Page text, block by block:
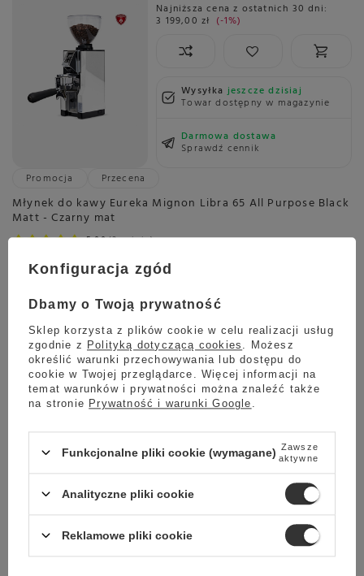
Najniższa cena z ostatnich 30 dni:
3 199,00 zł -1%
Wysyłkajeszcze dzisiaj
Towar dostępny w magazynie
Darmowa dostawa
Sprawdź cennik
Promocja
Przecena
Młynek do kawy Eureka Mignon Libra 65 All Purpose Black
Matt - Czarny mat
5.00 2 opinie
3 999,00 zł
Najniższa cena z ostatnich 30 dni:
Wysyłkajeszcze dzisiaj
Towar dostępny w magazynie
Sprawdź cennik
Ceramiczny Drip Hario V60 Switch & Match 02 Canyon -
5.00 1 opinie
Konfiguracja zgód
Dbamy o Twoją prywatność
Sklep korzysta z plików cookie w celu realizacji usług
zgodnie z Polityką dotyczącą cookies
. Możesz
określić warunki przechowywania lub dostępu do
cookie w Twojej przeglądarce. Więcej informacji na
temat warunków i prywatności można znaleźć także
na stronie Prywatność i warunki Google
Funkcjonalne pliki cookie (wymagane) Zawsze
aktywne
Analityczne pliki cookie
Reklamowe pliki cookie